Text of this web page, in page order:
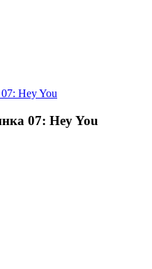
07: Hey You